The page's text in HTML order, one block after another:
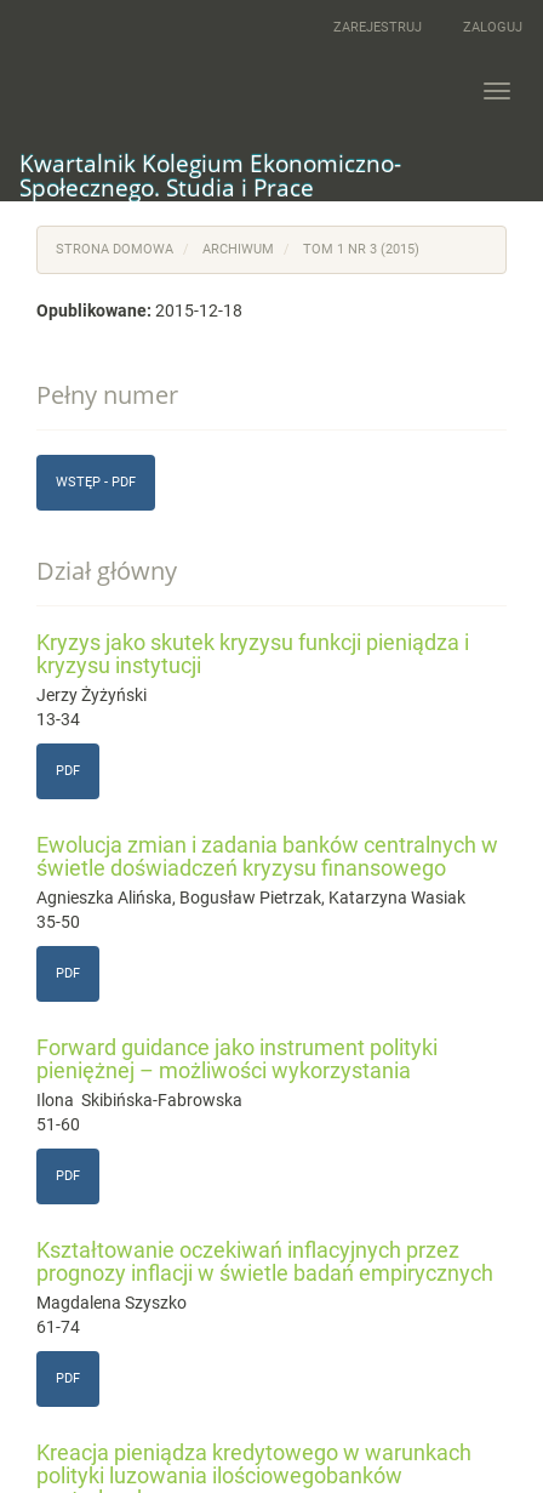
ZAREJESTRUJ ZALOGUJ
Kwartalnik Kolegium Ekonomiczno-
Społecznego. Studia i Prace
STRONA DOMOWA ARCHIWUM TOM 1 NR 3 (2015)
Opublikowane: 2015-12-18
Pełny numer
WSTĘP - PDF
Dział główny
Kryzys jako skutek kryzysu funkcji pieniądza i
kryzysu instytucji
Jerzy Żyżyński
13-34
PDF
Ewolucja zmian i zadania banków centralnych w
świetle doświadczeń kryzysu finansowego
Agnieszka Alińska, Bogusław Pietrzak, Katarzyna Wasiak
35-50
PDF
Forward guidance jako instrument polityki
pieniężnej – możliwości wykorzystania
Ilona Skibińska-Fabrowska
51-60
PDF
Kształtowanie oczekiwań inflacyjnych przez
prognozy inflacji w świetle badań empirycznych
Magdalena Szyszko
61-74
PDF
Kreacja pieniądza kredytowego w warunkach
polityki luzowania ilościowegobanków